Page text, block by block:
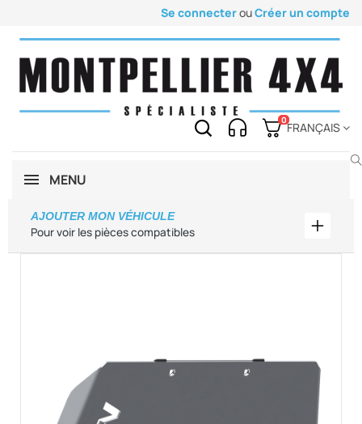
Se connecterouCréer un compte
0
FRANÇAIS
MENU
Pour voir les pièces compatibles
AJOUTER MON VÉHICULE